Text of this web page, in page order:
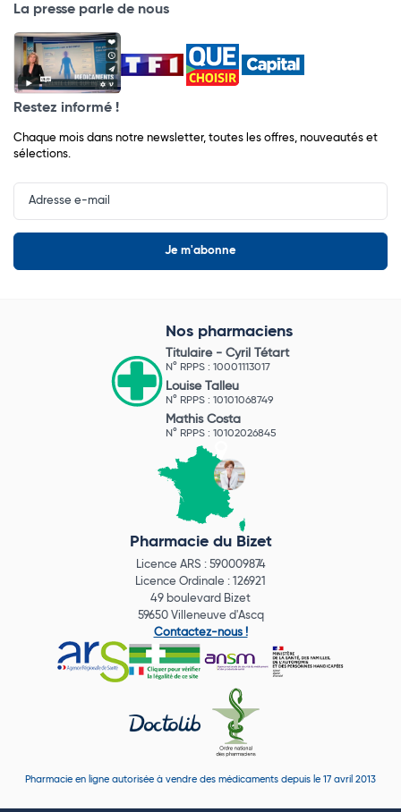
La presse parle de nous
Restez informé !
Chaque mois dans notre newsletter, toutes les offres, nouveautés et
sélections.
Input
Newsletter
Nos pharmaciens
Titulaire - Cyril Tétart
N° RPPS : 10001113017
Louise Talleu
N° RPPS : 10101068749
Mathis Costa
N° RPPS : 10102026845
Pharmacie du Bizet
Licence ARS : 590009874
Licence Ordinale : 126921
49 boulevard Bizet
59650 Villeneuve d'Ascq
Contactez-nous !
Pharmacie en ligne autorisée à vendre des médicaments depuis le 17 avril 2013